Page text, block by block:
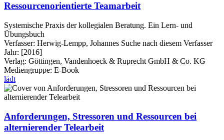
Ressourcenorientierte Teamarbeit
Systemische Praxis der kollegialen Beratung. Ein Lern- und
Übungsbuch
Verfasser: Herwig-Lempp, Johannes Suche nach diesem Verfasser
Jahr: [2016]
Verlag: Göttingen, Vandenhoeck & Ruprecht GmbH & Co. KG
Mediengruppe: E-Book
lädt
Anforderungen, Stressoren und Ressourcen bei
alternierender Telearbeit